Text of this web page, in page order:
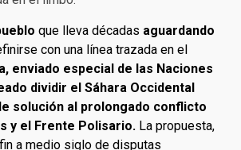
que lleva décadas aguardando
con una línea trazada en el
enviado especial de las Naciones
dividir el Sáhara Occidental
solución al prolongado conflicto
y el Frente Polisario. La propuesta,
a medio siglo de disputas